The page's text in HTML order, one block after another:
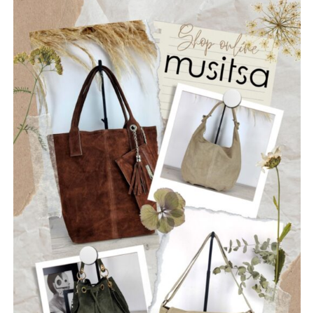
Παράλληλα, εκφράζουμε την αμέριστη συμπαράστασή μας
στους κατοίκους του όμορου Δήμου Δωρίδας, που
δοκιμάστηκαν από τις καταστροφικές πυρκαγιές. Οι
πληγές που αφήνει πίσω της η φωτιά δεν γνωρίζουν
διοικητικά όρια. Είναι πληγές που αφορούν ολόκληρη τη
Στερεά Ελλάδα και απαιτούν αλληλεγγύη, συντονισμό και
κοινή προσπάθεια.
Η Ναυπακτία αξίζει να είναι έτοιμη πριν από την επόμενη
κρίση. Η πρόληψη δεν είναι κόστος. Είναι η μεγαλύτερη
επένδυση στην ανθρώπινη ζωή, στο φυσικό περιβάλλον,
στην τοπική οικονομία και στο μέλλον του τόπου μας.
Ανδρέας Χ. Κωνσταντόπουλος
Επικεφαλής της παράταξης “Αλλάζουμε Πλεύση”